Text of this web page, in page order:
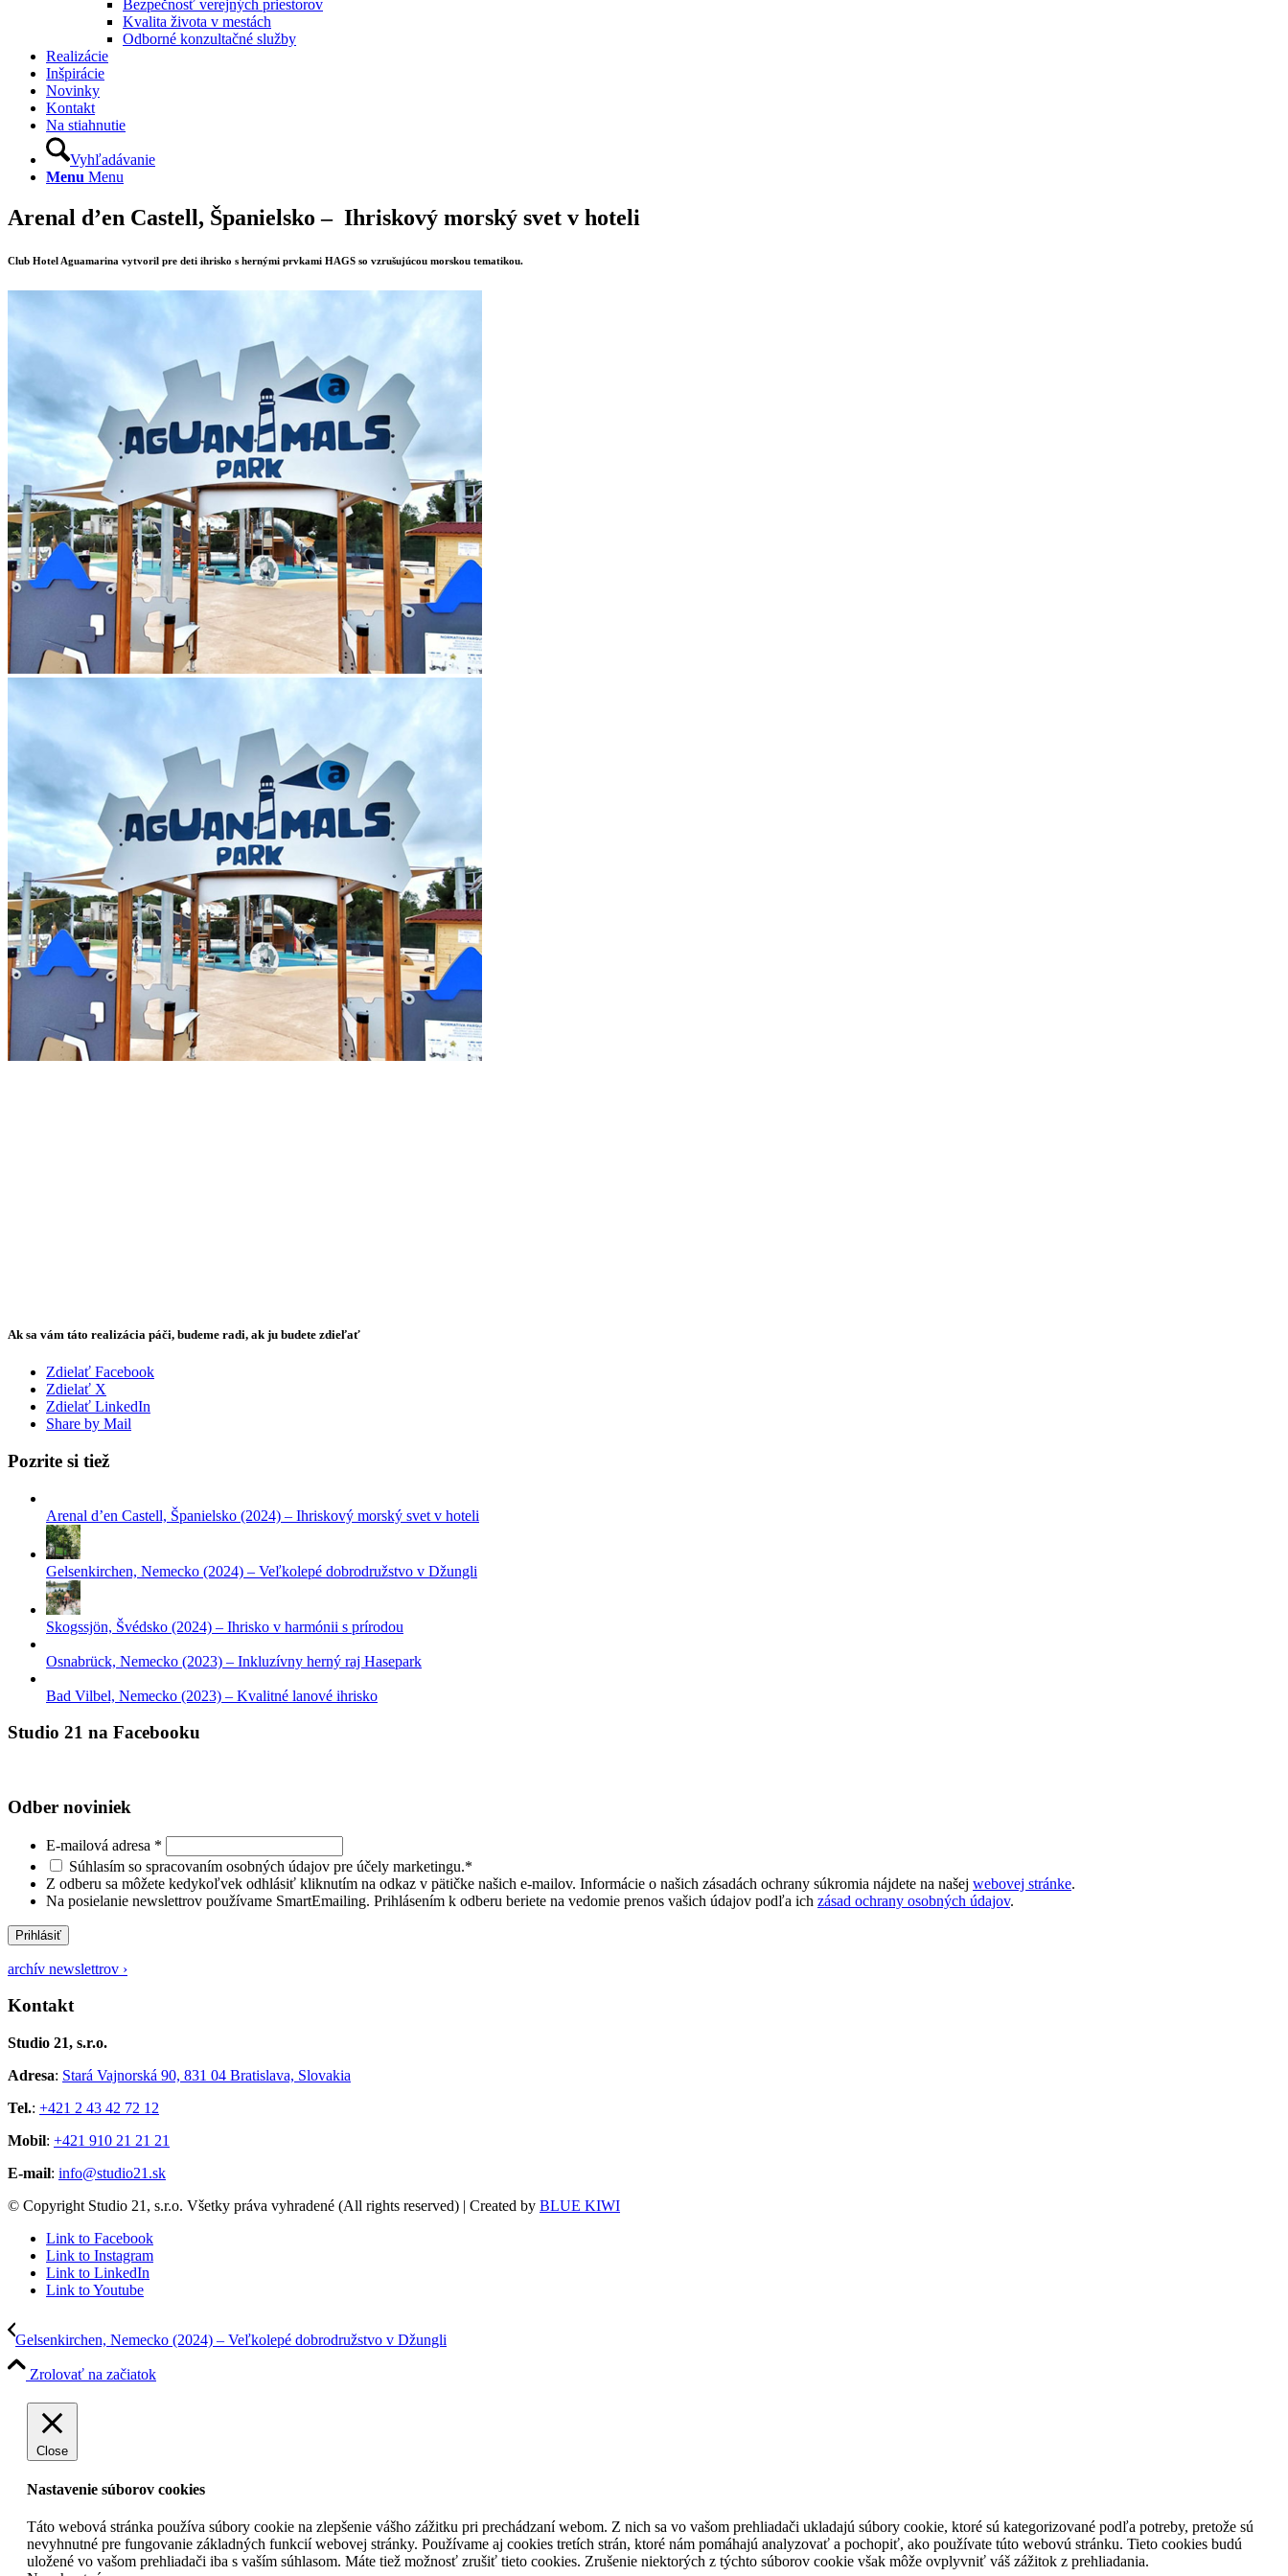
Bezpečnosť verejných priestorov
Kvalita života v mestách
Odborné konzultačné služby
Realizácie
Inšpirácie
Novinky
Kontakt
Na stiahnutie
Vyhľadávanie
Menu Menu
Arenal d’en Castell, Španielsko – Ihriskový morský svet v hoteli
Club Hotel Aguamarina vytvoril pre deti ihrisko s hernými prvkami HAGS so vzrušujúcou morskou tematikou.
Ak sa vám táto realizácia páči, budeme radi, ak ju budete zdieľať
Zdielať Facebook
Zdielať X
Zdielať LinkedIn
Share by Mail
Pozrite si tiež
Arenal d’en Castell, Španielsko (2024) – Ihriskový morský svet v hoteli
Gelsenkirchen, Nemecko (2024) – Veľkolepé dobrodružstvo v Džungli
Skogssjön, Švédsko (2024) – Ihrisko v harmónii s prírodou
Osnabrück, Nemecko (2023) – Inkluzívny herný raj Hasepark
Bad Vilbel, Nemecko (2023) – Kvalitné lanové ihrisko
Studio 21 na Facebooku
Odber noviniek
E-mailová adresa *
Súhlasím so spracovaním osobných údajov pre účely marketingu.*
Z odberu sa môžete kedykoľvek odhlásiť kliknutím na odkaz v pätičke našich e-mailov. Informácie o našich zásadách ochrany súkromia nájdete na našej webovej stránke.
Na posielanie newslettrov používame SmartEmailing. Prihlásením k odberu beriete na vedomie prenos vašich údajov podľa ich zásad ochrany osobných údajov.
Prihlásiť
archív newslettrov ›
Kontakt
Studio 21, s.r.o.
Adresa: Stará Vajnorská 90, 831 04 Bratislava, Slovakia
Tel.: +421 2 43 42 72 12
Mobil: +421 910 21 21 21
E-mail: info@studio21.sk
© Copyright Studio 21, s.r.o. Všetky práva vyhradené (All rights reserved) | Created by BLUE KIWI
Link to Facebook
Link to Instagram
Link to LinkedIn
Link to Youtube
Gelsenkirchen, Nemecko (2024) – Veľkolepé dobrodružstvo v Džungli
Zrolovať na začiatok
Close
Nastavenie súborov cookies
Táto webová stránka používa súbory cookie na zlepšenie vášho zážitku pri prechádzaní webom. Z nich sa vo vašom prehliadači ukladajú súbory cookie, ktoré sú kategorizované podľa potreby, pretože sú
nevyhnutné pre fungovanie základných funkcií webovej stránky. Používame aj cookies tretích strán, ktoré nám pomáhajú analyzovať a pochopiť, ako používate túto webovú stránku. Tieto cookies budú
uložené vo vašom prehliadači iba s vaším súhlasom. Máte tiež možnosť zrušiť tieto cookies. Zrušenie niektorých z týchto súborov cookie však môže ovplyvniť váš zážitok z prehliadania.